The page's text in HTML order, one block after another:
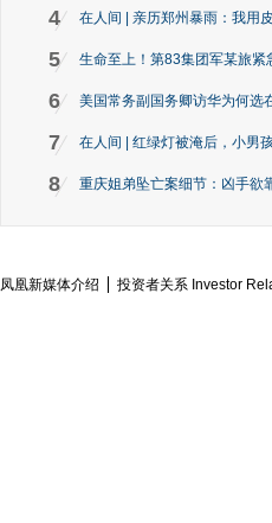
4 在人间 | 亲历郑州暴雨：我用
5 生命至上！第83集团军某旅紧
6 美国常务副国务卿访华为何选
7 在人间 | 红绿灯被淹后，小男
8 重庆姐弟坠亡案细节：凶手欲
凤凰新媒体介绍 投资者关系 Investor